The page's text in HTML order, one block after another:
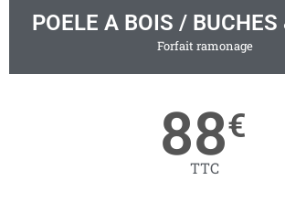
POELE A BOIS / BUCHES
Forfait ramonage
88€
TTC